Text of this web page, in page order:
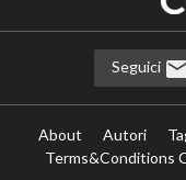
Seguici
About Autori
Terms&Conditions